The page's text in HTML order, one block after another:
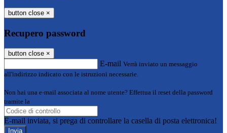
button close ×
Recupero password
button close ×
E-mail Verrà inviato un messaggio
all'indirizzo indicato con le istruzioni necessarie.
Non hai una e-mail associata al nome utente? Effettua il reset della password
tramite la
E-mail inviata, si prega di controllare la casella di posta elettronica!